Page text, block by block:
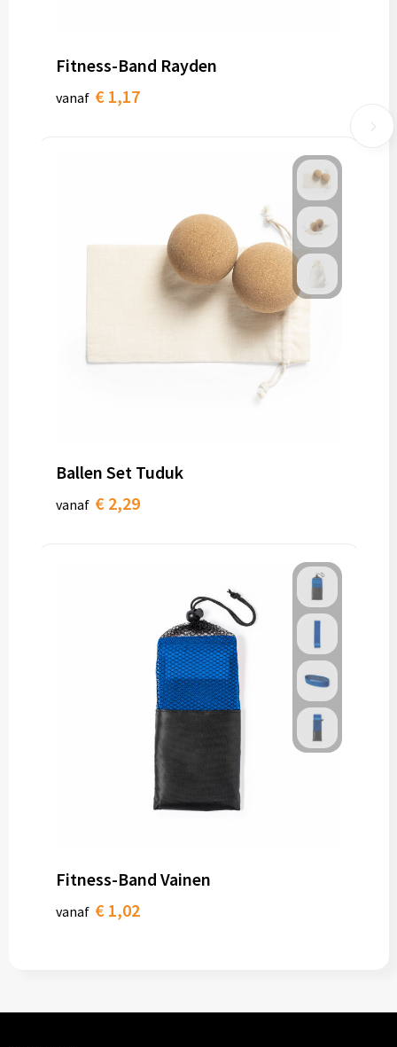
Fitness-Band Rayden
vanaf € 1,17
Ballen Set Tuduk
vanaf € 2,29
Fitness-Band Vainen
vanaf € 1,02